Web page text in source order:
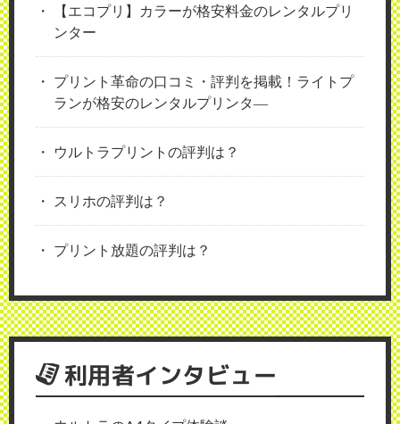
【エコプリ】カラーが格安料金のレンタルプリ
ンター
プリント革命の口コミ・評判を掲載！ライトプ
ランが格安のレンタルプリンタ―
ウルトラプリントの評判は？
スリホの評判は？
プリント放題の評判は？
利用者インタビュー